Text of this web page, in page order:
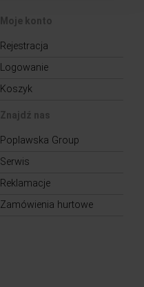
Moje konto
Rejestracja
Logowanie
Koszyk
Znajdź nas
Poplawska Group
Serwis
Reklamacje
Zamówienia hurtowe